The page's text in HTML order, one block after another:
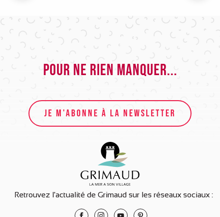
Pour ne rien manquer...
JE M'ABONNE À LA NEWSLETTER
Retrouvez l'actualité de Grimaud sur les réseaux sociaux :